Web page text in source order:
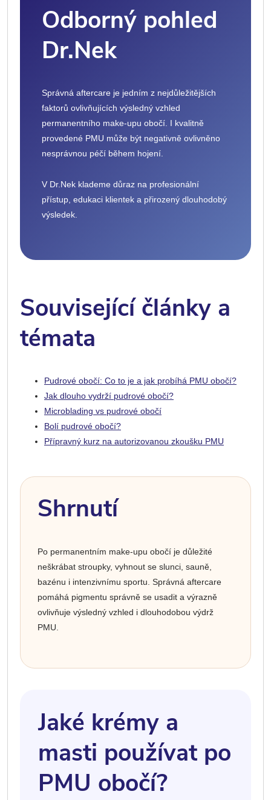
Odborný pohled
Dr.Nek
Správná aftercare je jedním z nejdůležitějších
faktorů ovlivňujících výsledný vzhled
permanentního make-upu obočí. I kvalitně
provedené PMU může být negativně ovlivněno
nesprávnou péčí během hojení.
V Dr.Nek klademe důraz na profesionální
přístup, edukaci klientek a přirozený dlouhodobý
výsledek.
Související články a
témata
Pudrové obočí: Co to je a jak probíhá PMU obočí?
Jak dlouho vydrží pudrové obočí?
Microblading vs pudrové obočí
Bolí pudrové obočí?
Přípravný kurz na autorizovanou zkoušku PMU
Shrnutí
Po permanentním make-upu obočí je důležité
neškrábat stroupky, vyhnout se slunci, sauně,
bazénu i intenzivnímu sportu. Správná aftercare
pomáhá pigmentu správně se usadit a výrazně
ovlivňuje výsledný vzhled i dlouhodobou výdrž
PMU.
Jaké krémy a
masti používat po
PMU obočí?